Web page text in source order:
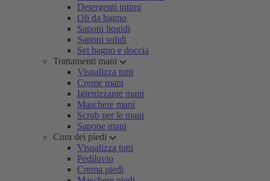
Detergenti intimi
Oli da bagno
Saponi liquidi
Saponi solidi
Set bagno e doccia
Trattamenti mani
Visualizza tutti
Creme mani
Igienizzante mani
Maschere mani
Scrub per le mani
Sapone mani
Cura dei piedi
Visualizza tutti
Pediluvio
Crema piedi